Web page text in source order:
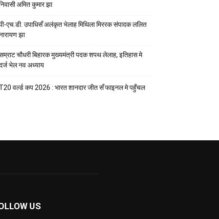
अमित कुमार झा
एच.डी. उपाधिसँ अलंकृत भेलाह मिथिला मिररक संपादक ललित
झा
चौधरी बिहारक मुख्यमंत्री पदक शपथ लेलाह, इतिहास मे
भेल नव अध्याय
वर्ल्ड कप 2026 : भारत शानदार जीत सँ फाइनल मे पहुँचल
US